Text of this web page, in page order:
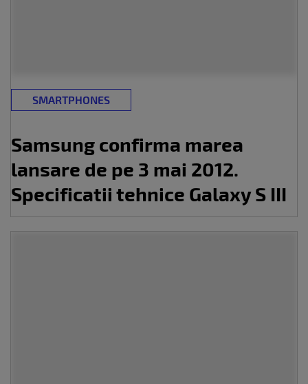
SMARTPHONES
Samsung confirma marea
lansare de pe 3 mai 2012.
Specificatii tehnice Galaxy S III